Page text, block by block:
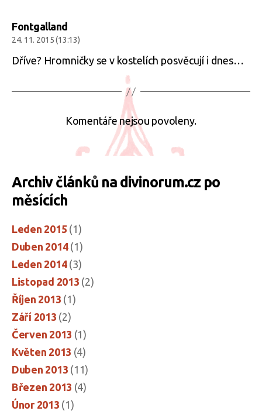
Fontgalland
24. 11. 2015 (13:13)
Dříve? Hromničky se v kostelích posvěcují i dnes…
Komentáře nejsou povoleny.
Archiv článků na divinorum.cz po
měsících
Leden 2015 (1)
Duben 2014(1)
Leden 2014(3)
Listopad 2013 (2)
Říjen 2013 (1)
Září 2013 (2)
Červen 2013 (1)
Květen 2013 (4)
Duben 2013 (11)
Březen 2013 (4)
Únor 2013 (1)